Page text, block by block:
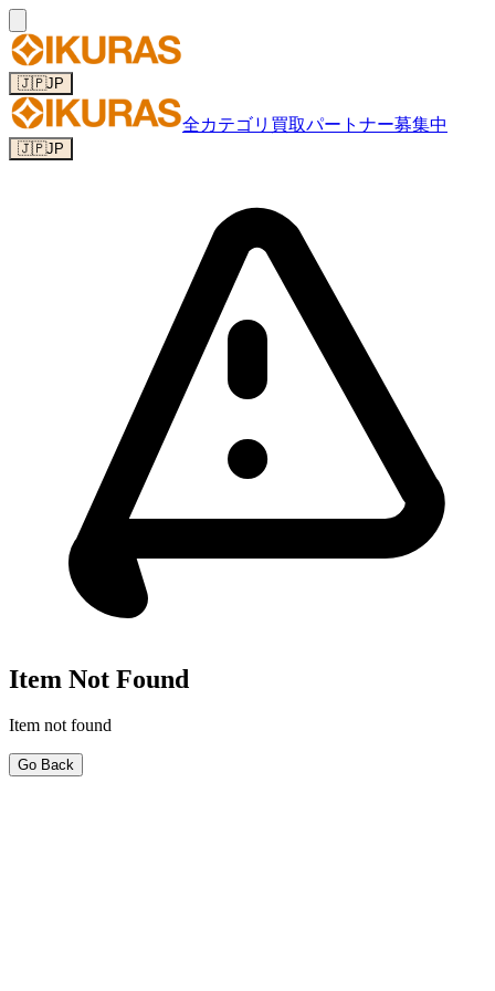
🇯🇵JP
全カテゴリ 買取パートナー募集中
🇯🇵JP
Item Not Found
Item not found
Go Back